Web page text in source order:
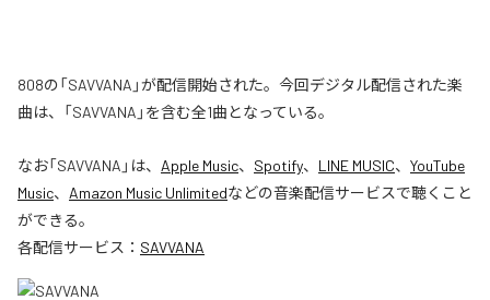
808の「SAVVANA」が配信開始された。今回デジタル配信された楽
曲は、「SAVVANA」を含む全1曲となっている。
なお「SAVVANA 」は、 Apple Music、 Spotify、 LINE MUSIC、 YouTube
Music、 Amazon Music Unlimitedなどの音楽配信サービスで聴くこと
ができる。
各配信サービス： SAVVANA